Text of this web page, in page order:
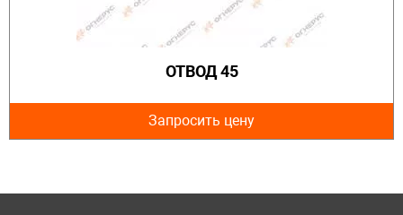
ОТВОД 45
Запросить цену